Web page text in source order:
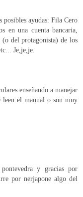
ayudas: Fila Cero
en una cuenta bancaria,
(o del protagonista) de los
Je,je,je.
enseñando a manejar
leen el manual o son muy
y gracias por
por nerjapone algo del